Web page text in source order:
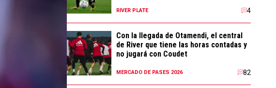
RIVER PLATE 4
Con la llegada de Otamendi, el central
de River que tiene las horas contadas y
no jugará con Coudet
MERCADO DE PASES 2026 82